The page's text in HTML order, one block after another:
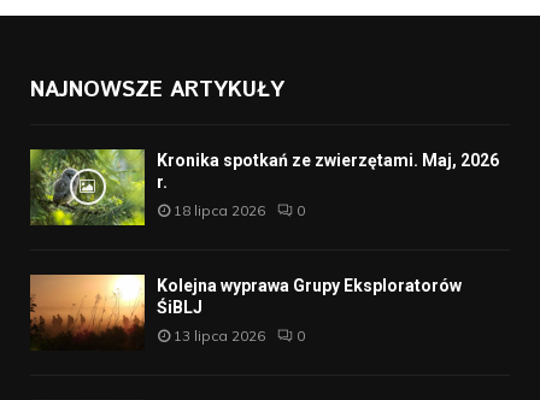
NAJNOWSZE ARTYKUŁY
Kronika spotkań ze zwierzętami. Maj, 2026
r.
18 lipca 2026 0
Kolejna wyprawa Grupy Eksploratorów
ŚiBLJ
13 lipca 2026 0